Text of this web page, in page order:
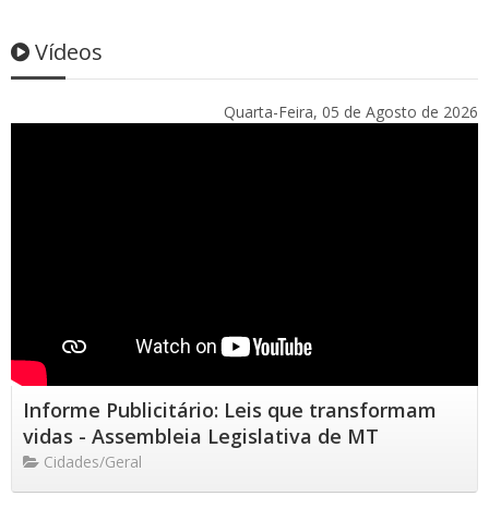
Vídeos
Quarta-Feira, 05 de Agosto de 2026
Informe Publicitário: Leis que transformam
vidas - Assembleia Legislativa de MT
Cidades/Geral